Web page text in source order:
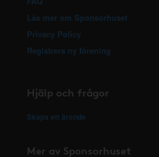
Läs mer om Sponsorhuset
Privacy Policy
Registrera ny förening
Hjälp och frågor
Skapa ett ärende
Mer av Sponsorhuset